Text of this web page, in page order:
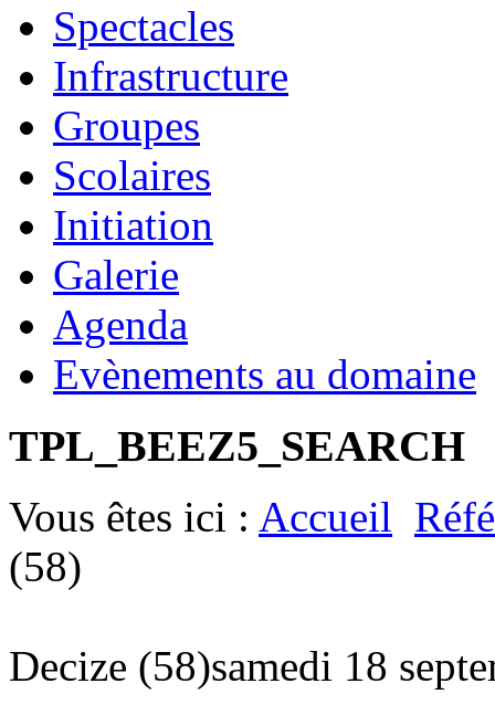
Spectacles
Infrastructure
Groupes
Scolaires
Initiation
Galerie
Agenda
Evènements au domaine
TPL_BEEZ5_SEARCH
Vous êtes ici : Accueil
(58)
Decize (58)samedi 18